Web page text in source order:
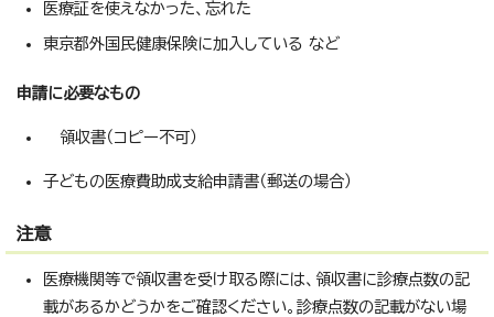
医療証を使えなかった、忘れた
東京都外国民健康保険に加入している など
申請に必要なもの
領収書（コピー不可）
子どもの医療費助成支給申請書（郵送の場合）
注意
医療機関等で領収書を受け取る際には、領収書に診療点数の記
載があるかどうかをご確認ください。診療点数の記載がない場